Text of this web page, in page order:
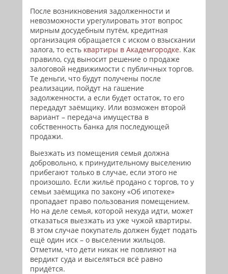
После возникновения задолженности и
невозможности урегулировать этот вопрос
мирным досудебным путём, кредитная
организация обращается с иском о взыскании
залога, то есть квартиры в Академгородке. Как
правило, суд выносит решение о продаже
залоговой недвижимости с публичных торгов.
Те деньги, что будут получены после
реализации, пойдут на гашение
задолженности, а если будет остаток, то его
передадут заёмщику. Или возможен второй
вариант – передача имущества в
собственность банка для последующей
продажи.
Выезжать из помещения семья должна
добровольно, к принудительному выселению
прибегают только в случае, если этого не
произошло. Если жильё продано с торгов, то у
семьи заёмщика по закону «Об ипотеке»
пропадает право пользования помещением.
Но на деле семья, которой некуда идти, может
отказаться выезжать из уже чужой квартиры.
В этом случае покупатель должен будет подать
ещё один иск – о выселении жильцов.
Отметим, что дети никак не повлияют на
вердикт суда и выселяться всё равно
придётся.